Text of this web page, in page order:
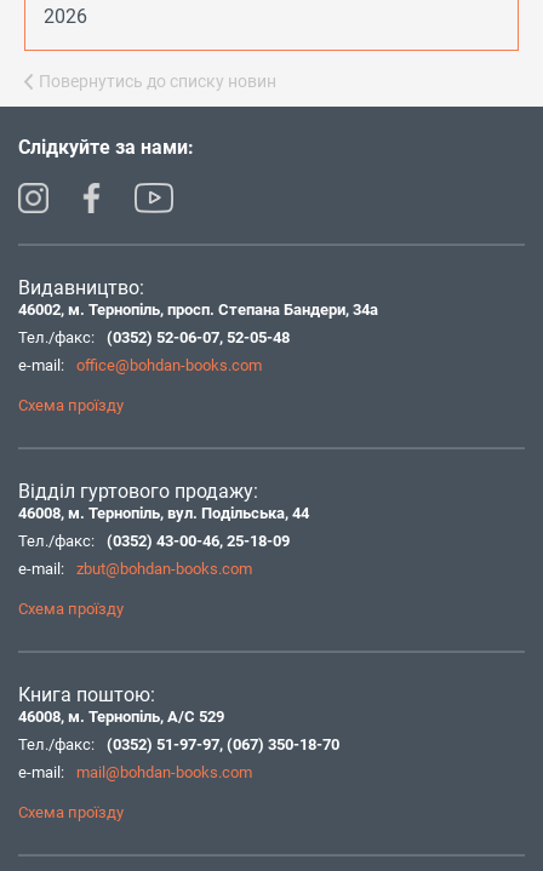
2026
Повернутись до списку новин
Слідкуйте за нами:
Видавництво:
46002, м. Тернопіль, просп. Степана Бандери, 34а
Тел./факс:
(0352) 52-06-07, 52-05-48
e-mail:
office@bohdan-books.com
Схема проїзду
Відділ гуртового продажу:
46008, м. Тернопіль, вул. Подільська, 44
Тел./факс:
(0352) 43-00-46, 25-18-09
e-mail:
zbut@bohdan-books.com
Схема проїзду
Книга поштою:
46008, м. Тернопіль, А/С 529
Тел./факс:
(0352) 51-97-97, (067) 350-18-70
e-mail:
mail@bohdan-books.com
Схема проїзду